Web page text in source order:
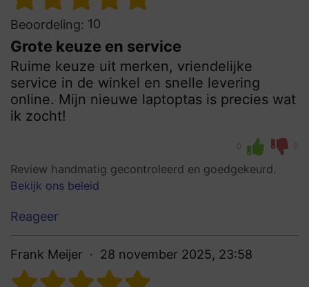
Beoordeling: 10
Grote keuze en service
Ruime keuze uit merken, vriendelijke
service in de winkel en snelle levering
online. Mijn nieuwe laptoptas is precies wat
ik zocht!
0 0
Review handmatig gecontroleerd en goedgekeurd.
Bekijk ons beleid
Reageer
Frank Meijer 28 november 2025, 23:58